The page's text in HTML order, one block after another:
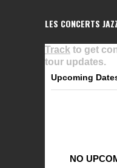
LES CONCERTS
Track to get
tour updates.
Upcoming
NO